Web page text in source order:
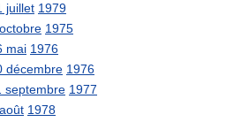
juillet 1979
1975
mai 1976
décembre 1976
septembre 1977
1978